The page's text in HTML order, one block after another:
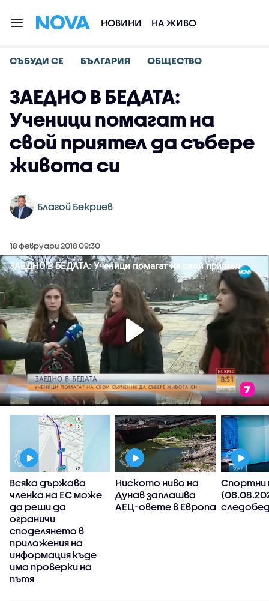
НОВИНИ НА ЖИВО
СЪБУДИ СЕ БЪЛГАРИЯ ОБЩЕСТВО
ЗАЕДНО В БЕДАТА:
Ученици помагат на
свой приятел да събере
живота си
Благой Бекриев
18 февруари 2018 09:30
Всяка държава
членка на ЕС може
да реши да
ограничи
споделянето в
приложения на
информация къде
има проверки на
пътя
Ниското ниво на
Дунав заплашва
АЕЦ-овете в Европа
Спортни